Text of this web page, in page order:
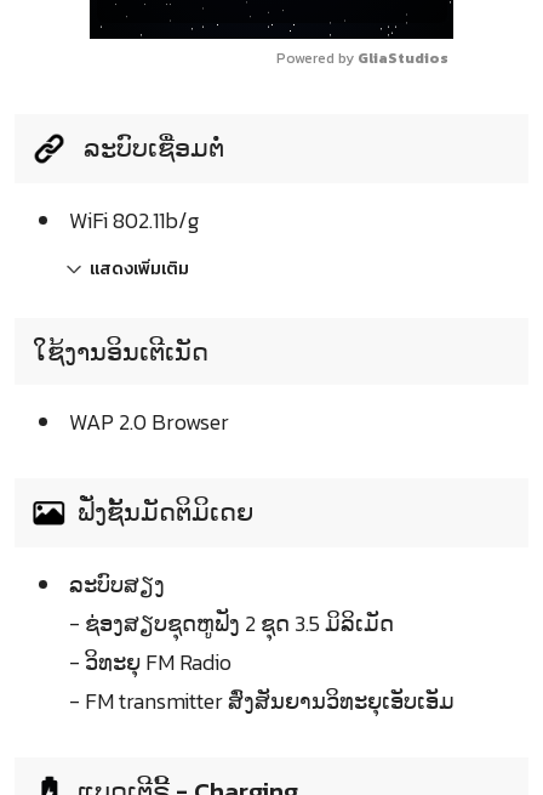
Powered by GliaStudios
ລະບົບເຊື່ອມຕໍ່
WiFi 802.11b/g
แสดงเพิ่มเติม
ໃຊ້ງານອິນເຕີເນັດ
WAP 2.0 Browser
ຟັ່ງຊັ້ນມັດຕິມິເດຍ
ລະບົບສຽງ
- ຊ່ອງສຽບຊຸດຫູຟັງ 2 ຊຸດ 3.5 ມິລິເມັດ
- ວິທະຍຸ FM Radio
- FM transmitter ສົ່ງສັນຍານວິທະຍຸເອັບເອັມ